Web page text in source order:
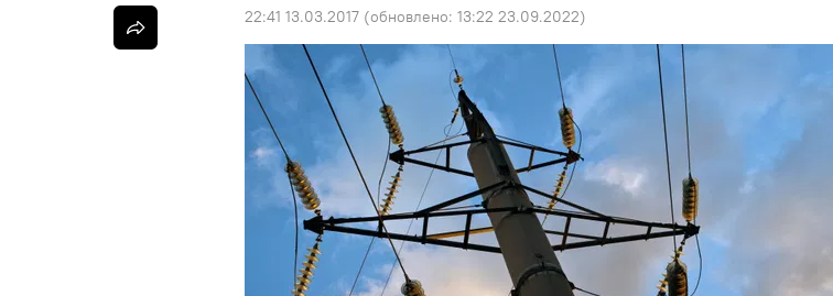
22:41 13.03.2017 (обновлено: 13:22 23.09.2022)